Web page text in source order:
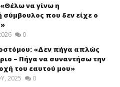
να γίνω η
σύμβουλος που δεν είχε ο
0
«Δεν πήγα απλώς
– Πήγα να συναντήσω την
του εαυτού μου»
2025 0